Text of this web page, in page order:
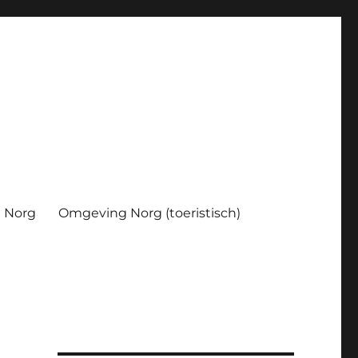
Norg Omgeving Norg (toeristisch)